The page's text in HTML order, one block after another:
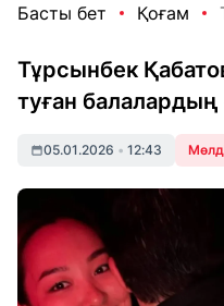
Басты бет Қоғам
Тұрсынбек
туған балалардың
05.01.2026 • 12:43